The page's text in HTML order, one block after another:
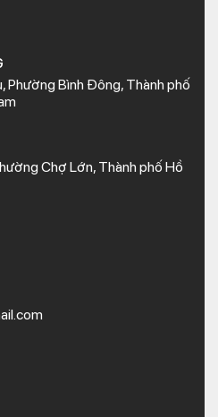
Phường Bình Đông, Thành phố
Chợ Lớn, Thành phố Hồ